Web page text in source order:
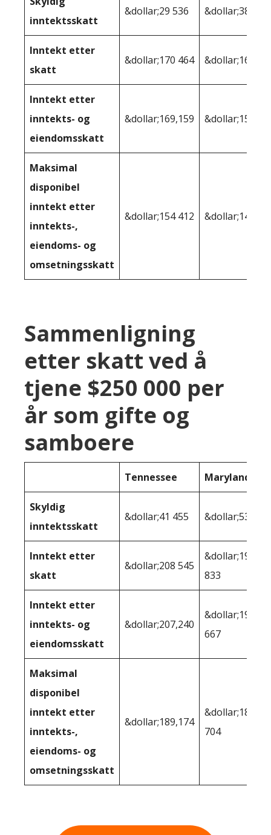
inntektsskatt
&dollar;29 536 &dollar;38 588
Inntekt etter
skatt
&dollar;170 464 &dollar;161
Inntekt etter
inntekts- og
eiendomsskatt
&dollar;169,159
Maksimal
disponibel
inntekt etter
inntekts-,
eiendoms- og
omsetningsskatt
&dollar;154 412 &dollar;149
Sammenligning
etter skatt ved å
tjene $250 000 per
år som gifte og
samboere
Tennessee Maryland
Skyldig
inntektsskatt
&dollar;41 455 &dollar;53,167
Inntekt etter
skatt
&dollar;208 545
&dollar;196
833
Inntekt etter
inntekts- og
eiendomsskatt
&dollar;207,240
&dollar;193
667
Maksimal
disponibel
inntekt etter
inntekts-,
eiendoms- og
omsetningsskatt
&dollar;189,174
&dollar;182
704